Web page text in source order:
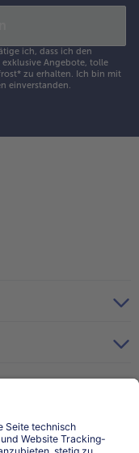
ich, dass ich den
Angebote, tolle
zu erhalten. Ich bin mit
einverstanden.